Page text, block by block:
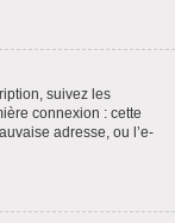
suivez les
connexion : cette
adresse, ou l’e-